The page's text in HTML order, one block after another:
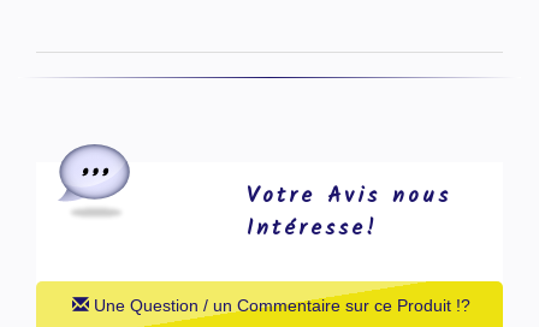
Votre Avis nous
Intéresse!
Une Question / un Commentaire sur ce Produit !?